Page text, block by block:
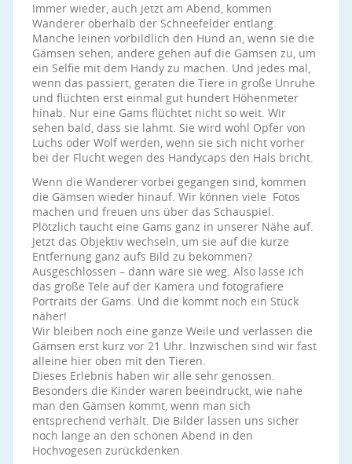
Immer wieder, auch jetzt am Abend, kommen
Wanderer oberhalb der Schneefelder entlang.
Manche leinen vorbildlich den Hund an, wenn sie die
Gämsen sehen; andere gehen auf die Gämsen zu, um
ein Selfie mit dem Handy zu machen. Und jedes mal,
wenn das passiert, geraten die Tiere in große Unruhe
und flüchten erst einmal gut hundert Höhenmeter
hinab. Nur eine Gams flüchtet nicht so weit. Wir
sehen bald, dass sie lahmt. Sie wird wohl Opfer von
Luchs oder Wolf werden, wenn sie sich nicht vorher
bei der Flucht wegen des Handycaps den Hals bricht.
Wenn die Wanderer vorbei gegangen sind, kommen
die Gämsen wieder hinauf. Wir können viele Fotos
machen und freuen uns über das Schauspiel.
Plötzlich taucht eine Gams ganz in unserer Nähe auf.
Jetzt das Objektiv wechseln, um sie auf die kurze
Entfernung ganz aufs Bild zu bekommen?
Ausgeschlossen – dann wäre sie weg. Also lasse ich
das große Tele auf der Kamera und fotografiere
Portraits der Gams. Und die kommt noch ein Stück
näher!
Wir bleiben noch eine ganze Weile und verlassen die
Gämsen erst kurz vor 21 Uhr. Inzwischen sind wir fast
alleine hier oben mit den Tieren.
Dieses Erlebnis haben wir alle sehr genossen.
Besonders die Kinder waren beeindruckt, wie nahe
man den Gämsen kommt, wenn man sich
entsprechend verhält. Die Bilder lassen uns sicher
noch lange an den schönen Abend in den
Hochvogesen zurückdenken.